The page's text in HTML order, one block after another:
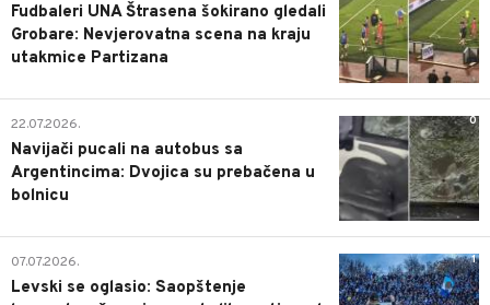
Fudbaleri UNA Štrasena šokirano gledali
Grobare: Nevjerovatna scena na kraju
utakmice Partizana
0
22.07.2026.
Navijači pucali na autobus sa
Argentincima: Dvojica su prebačena u
bolnicu
1
07.07.2026.
Levski se oglasio: Saopštenje